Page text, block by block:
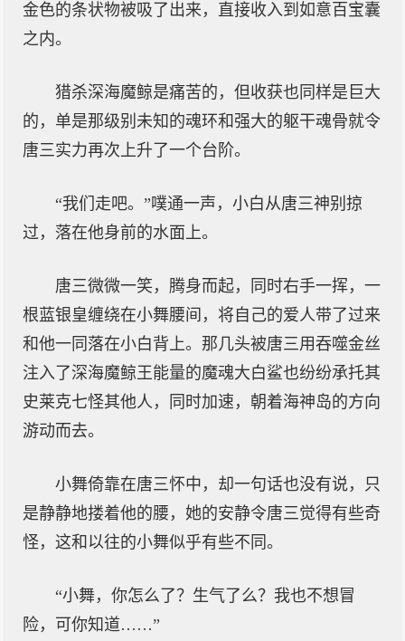
金色的条状物被吸了出来，直接收入到如意百宝囊
之内。
猎杀深海魔鲸是痛苦的，但收获也同样是巨大
的，单是那级别未知的魂环和强大的躯干魂骨就令
唐三实力再次上升了一个台阶。
“我们走吧。”噗通一声，小白从唐三神别掠
过，落在他身前的水面上。
唐三微微一笑，腾身而起，同时右手一挥，一
根蓝银皇缠绕在小舞腰间，将自己的爱人带了过来
和他一同落在小白背上。那几头被唐三用吞噬金丝
注入了深海魔鲸王能量的魔魂大白鲨也纷纷承托其
史莱克七怪其他人，同时加速，朝着海神岛的方向
游动而去。
小舞倚靠在唐三怀中，却一句话也没有说，只
是静静地搂着他的腰，她的安静令唐三觉得有些奇
怪，这和以往的小舞似乎有些不同。
“小舞，你怎么了？生气了么？我也不想冒
险，可你知道……”